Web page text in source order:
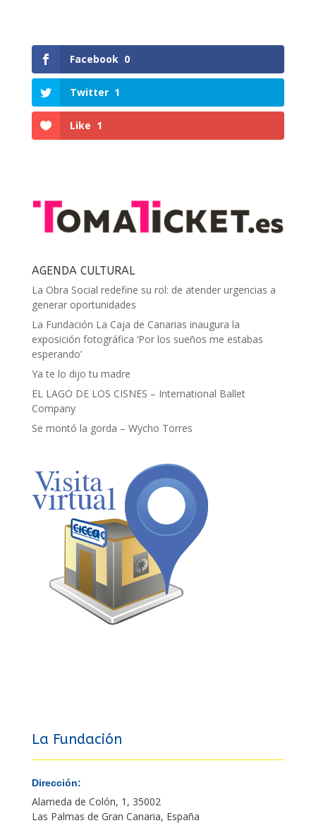
Facebook 0
Twitter 1
Like 1
AGENDA CULTURAL
La Obra Social redefine su rol: de atender urgencias a
generar oportunidades
La Fundación La Caja de Canarias inaugura la
exposición fotográfica ‘Por los sueños me estabas
esperando’
Ya te lo dijo tu madre
EL LAGO DE LOS CISNES – International Ballet
Company
Se montó la gorda – Wycho Torres
La Fundación
Dirección:
Alameda de Colón, 1, 35002
Las Palmas de Gran Canaria, España